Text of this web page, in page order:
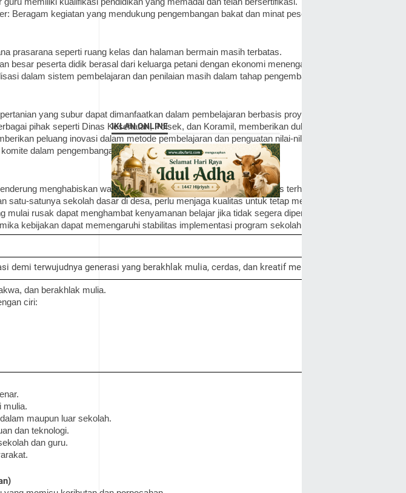
Beragam kegiatan yang mendukung pengembangan bakat dan minat peserta didik, termasuk
prasarana seperti ruang kelas dan halaman bermain masih terbatas.
besar peserta didik berasal dari keluarga petani dengan ekonomi menengah ke bawah, yang dapat
dalam sistem pembelajaran dan penilaian masih dalam tahap pengembangan.
yang subur dapat dimanfaatkan dalam pembelajaran berbasis proyek seperti "Kutanam
pihak seperti Dinas Kesehatan, Polsek, dan Koramil, memberikan dukungan lintas sektor.
peluang inovasi dalam metode pembelajaran dan penguatan nilai-nilai lokal.
dalam pengembangan dan evaluasi program sekolah.
menghabiskan waktu bermain game online, mengurangi fokus terhadap aktivitas belajar dan
satu-satunya sekolah dasar di desa, perlu menjaga kualitas untuk tetap menjadi pilihan utama
mulai rusak dapat menghambat kenyamanan belajar jika tidak segera diperbaiki.
kebijakan dapat memengaruhi stabilitas implementasi program sekolah.
demi terwujudnya generasi yang berakhlak mulia, cerdas, dan kreatif memiliki kesiapan masa
dan berakhlak mulia.
ciri:
mulia.
maupun luar sekolah.
dan teknologi.
dan guru.
IKLAN ONLINE